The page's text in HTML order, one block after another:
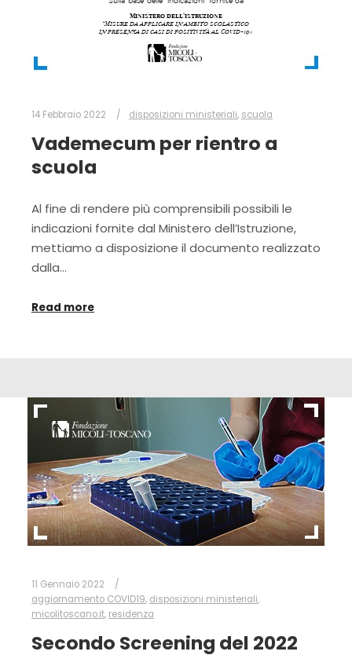
14 Febbraio 2022 disposizioni ministeriali, scuola
Vademecum per rientro a
scuola
Al fine di rendere più comprensibili possibili le
indicazioni fornite dal Ministero dell’Istruzione,
mettiamo a disposizione il documento realizzato
dalla…
Read more
11 Gennaio 2022
aggiornamento COVID19, disposizioni ministeriali,
micolitoscano.it, residenza
Secondo Screening del 2022